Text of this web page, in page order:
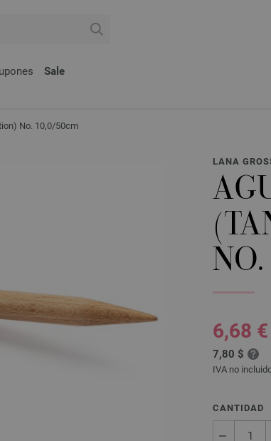
Sale
No. 10,0/50cm
LANA
6,68 €
7,80 $
IVA no
CANTIDAD